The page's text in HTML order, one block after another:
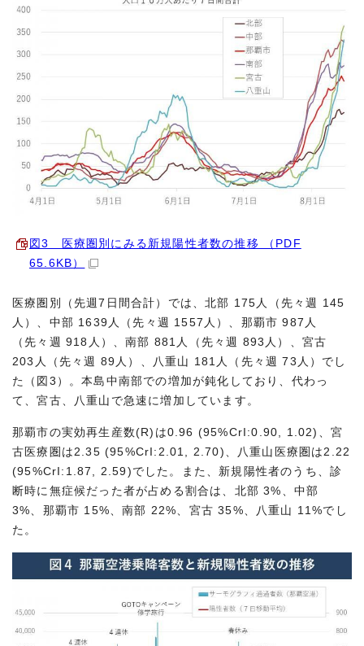
図3 医療圏別にみる新規陽性者数の推移 （PDF
65.6KB）
医療圏別（先週7日間合計）では、北部 175人（先々週 145
人）、中部 1639人（先々週 1557人）、那覇市 987人
（先々週 918人）、南部 881人（先々週 893人）、宮古
203人（先々週 89人）、八重山 181人（先々週 73人）でし
た（図3）。本島中南部での増加が鈍化しており、代わっ
て、宮古、八重山で急速に増加しています。
那覇市の実効再生産数(R)は0.96 (95%CrI:0.90, 1.02)、宮
古医療圏は2.35 (95%CrI:2.01, 2.70)、八重山医療圏は2.22
(95%CrI:1.87, 2.59)でした。また、新規陽性者のうち、診
断時に無症候だった者が占める割合は、北部 3%、中部
3%、那覇市 15%、南部 22%、宮古 35%、八重山 11%でし
た。